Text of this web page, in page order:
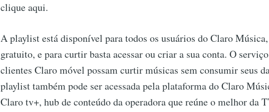
clique aqui.
A playlist está disponível para todos os usuários do Claro
gratuito, e para curtir basta acessar ou criar a sua conta. O
clientes Claro móvel possam curtir músicas sem consumir seus
playlist também pode ser acessada pela plataforma do Claro
Claro tv+, hub de conteúdo da operadora que reúne o melhor da